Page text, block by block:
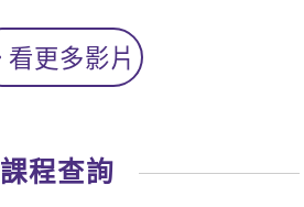
看更多影片
課程查詢